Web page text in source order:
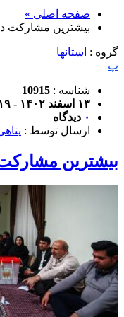
صفحه اصلی »
بیشترین مشارکت
گروه : استانها
پ
شناسه : 10915
۱۳ اسفند ۱۴۰۲ - ۱۷:۱۹
۰ دیدگاه
ارسال توسط :
بیشترین